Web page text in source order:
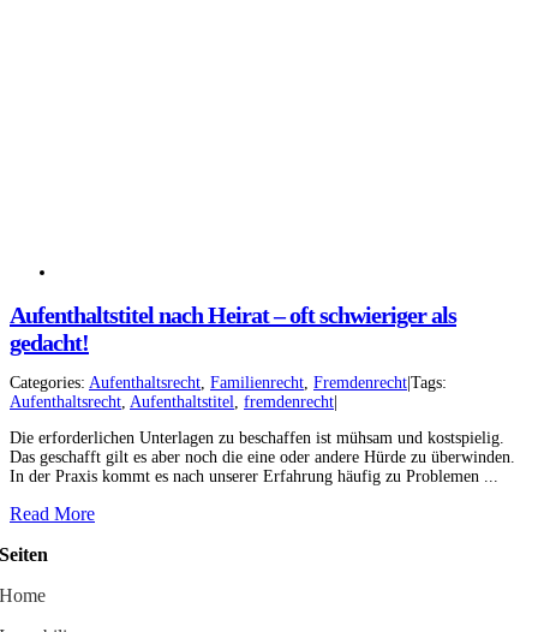
Aufenthaltstitel nach Heirat – oft schwieriger als
gedacht!
Categories: Aufenthaltsrecht, Familienrecht, Fremdenrecht Tags:
Aufenthaltsrecht, Aufenthaltstitel, fremdenrecht
Die erforderlichen Unterlagen zu beschaffen ist mühsam und kostspielig.
Das geschafft gilt es aber noch die eine oder andere Hürde zu überwinden.
In der Praxis kommt es nach unserer Erfahrung häufig zu Problemen ...
Read More
Seiten
Home